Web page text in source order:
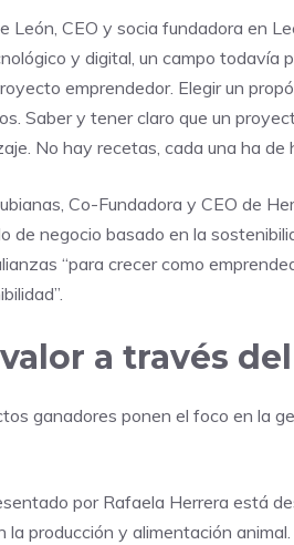
León, CEO y socia fundadora en
y digital, un campo todavía
emprendedor. Elegir un
Saber y tener claro que un
No hay recetas, cada una ha de
Co-Fundadora y CEO de
de negocio basado en la
“para crecer como
a través
ganadores ponen el foco en la
por Rafaela Herrera está
la producción y alimentación